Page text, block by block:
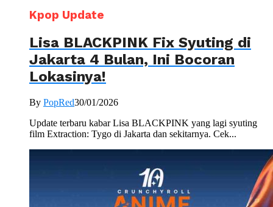
Kpop Update
Lisa BLACKPINK Fix Syuting di
Jakarta 4 Bulan, Ini Bocoran
Lokasinya!
By PopRed30/01/2026
Update terbaru kabar Lisa BLACKPINK yang lagi syuting
film Extraction: Tygo di Jakarta dan sekitarnya. Cek...